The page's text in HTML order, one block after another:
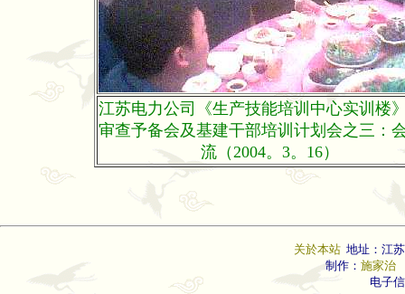
江苏电力公司《生产技能培训中心实训楼
审查予备会及基建干部培训计划会之三：
流（2004。3。16）
关於本站 地址：江
制作： 施家治
电子